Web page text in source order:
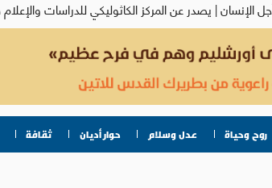
روح وحياة عدل وسلام حوار أديان ثقافة